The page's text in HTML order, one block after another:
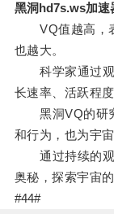
黑洞hd7s.ws加速
VQ值越高，表
也越大。
科学家通过观
长速率、活跃程
黑洞VQ的研究
和行为，也为宇
通过持续的观
奥秘，探索宇宙
#44#